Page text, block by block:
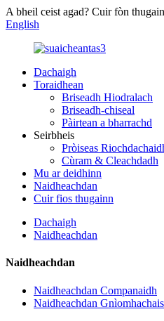
A bheil ceist agad? Cuir fòn
English
Dachaigh
Toraidhean
Briseadh Hiodralach
Briseadh-chiseal
Pàirtean a bharrachd
Seirbheis
Pròiseas
Cùram & Cleachdadh
Mu ar deidhinn
Naidheachdan
Cuir fios thugainn
Dachaigh
Naidheachdan
Naidheachdan
Naidheachdan Companaidh
Naidheachdan Gnìomhachais